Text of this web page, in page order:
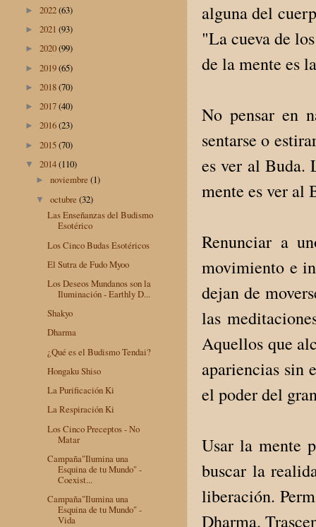
alguna del
"La cueva de
de la mente es
No pensar en
sentarse o
es ver al Buda.
mente es ver al
Renunciar a
movimiento e
dejan de
las
Aque­llos que
apariencias sin
el poder del
Usar la mente
buscar la
liberación.
Dharma.
► 2022(63)
► 2021 (93)
► 2020(99)
► 2019(65)
► 2018(70)
► 2017(40)
► 2016(23)
► 2015(70)
▼ 2014(110)
►noviembre(1)
▼octubre(32)
Las Enseñanzas del Budismo
Esotérico
Los Cinco Budas Esotéricos
El Sutra de Fudo Myoo
Los Deseos Mundanos son la
Iluminación - Earthly D...
Shakyo
Dharma
¿Qué es el Budismo Tendai?
Hongaku Shiso
La Purificación Ki
La Respiración Ki
Los Cinco Preceptos - No
Matar
Campaña"Ilumina una
Esquina de tu Mundo" -
Coexist...
Campaña"Ilumina una
Esquina de tu Mundo" -
Vida